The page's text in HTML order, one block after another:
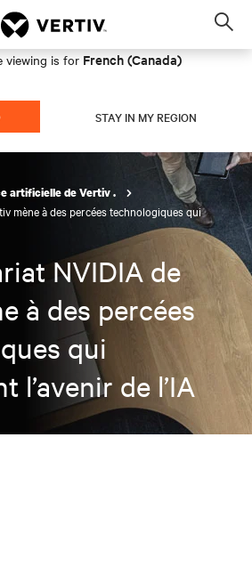
viewing is for French (Canada)
STAY IN MY REGION
artificielle de Vertiv .
mène à des percées technologiques qui
NVIDIA de
à des percées
qui
l’avenir de l’IA